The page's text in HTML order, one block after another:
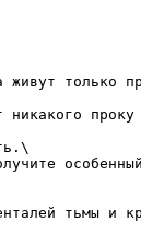
живут только
никакого
тьмы и